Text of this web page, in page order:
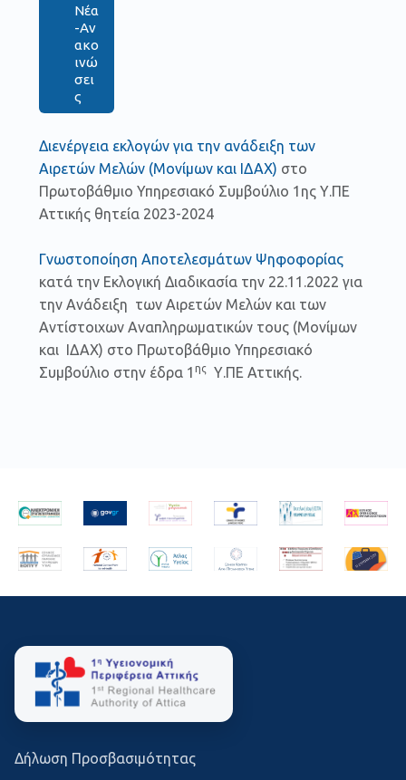
Νέα
-Αν
ακο
ινώ
σει
ς
Διενέργεια εκλογών για την ανάδειξη των
Αιρετών Μελών (Μονίμων και ΙΔΑΧ) στο
Πρωτοβάθμιο Υπηρεσιακό Συμβούλιο 1ης Υ.ΠΕ
Αττικής θητεία 2023-2024
Γνωστοποίηση Αποτελεσμάτων Ψηφοφορίας
κατά την Εκλογική Διαδικασία την 22.11.2022 για
την Ανάδειξη των Αιρετών Μελών και των
Αντίστοιχων Αναπληρωματικών τους (Μονίμων
και ΙΔΑΧ) στο Πρωτοβάθμιο Υπηρεσιακό
Συμβούλιο στην έδρα 1 ηςΥ.ΠΕ Αττικής.
Δήλωση Προσβασιμότητας